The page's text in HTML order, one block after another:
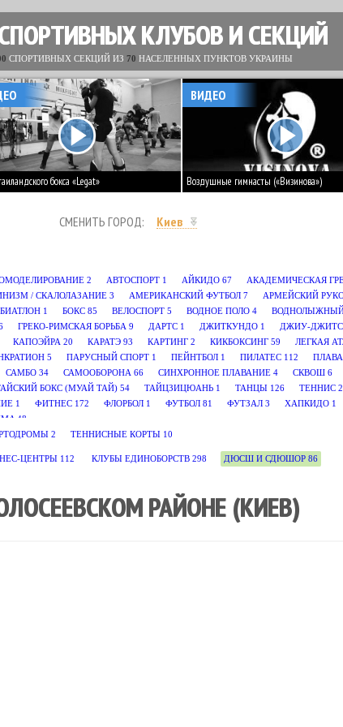
КЛУБОВ И СЕКЦИЙ
СПОРТИВНЫХ СЕКЦИЙ ИЗ 70 НАСЕЛЕННЫХ ПУНКТОВ УКРАИНЫ
бокса «Legat» Воздушные гимнасты («Визинова»)
ВИДЕО
СМЕНИТЬ ГОРОД: Киев
2 АВТОСПОРТ 1 АЙКИДО 67 АКАДЕМИЧЕСКАЯ
/ СКАЛОЛАЗАНИЕ 3 АМЕРИКАНСКИЙ ФУТБОЛ 7 АРМЕЙСКИЙ
БИАТЛОН 1 БОКС 85 ВЕЛОСПОРТ 5 ВОДНОЕ ПОЛО 4
ГРЕКО-РИМСКАЯ БОРЬБА 9 ДАРТС 1 ДЖИТКУНДО 1 ДЖИУ-
КАПОЭЙРА 20 КАРАТЭ 93 КАРТИНГ 2 КИКБОКСИНГ 59 ЛЕГКАЯ
5 ПАРУСНЫЙ СПОРТ 1 ПЕЙНТБОЛ 1 ПИЛАТЕС 112
САМБО 34 САМООБОРОНА 66 СИНХРОННОЕ ПЛАВАНИЕ 4 СКВОШ 6
БОКС (МУАЙ ТАЙ) 54 ТАЙЦЗИЦЮАНЬ 1 ТАНЦЫ 126 ТЕННИС
1 ФИТНЕС 172 ФЛОРБОЛ 1 ФУТБОЛ 81 ФУТЗАЛ 3 ХАПКИДО 1
48
2 ТЕННИСНЫЕ КОРТЫ 10
ЦЕНТРЫ 112 КЛУБЫ ЕДИНОБОРСТВ 298 ДЮСШ И СДЮШОР 86
РАЙОНЕ (КИЕВ)